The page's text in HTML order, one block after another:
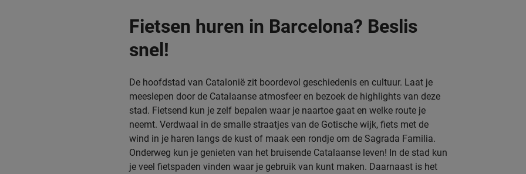
Fietsen huren in Barcelona? Beslis
snel!
De hoofdstad van Catalonië zit boordevol geschiedenis en cultuur. Laat je
meeslepen door de Catalaanse atmosfeer en bezoek de highlights van deze
stad. Fietsend kun je zelf bepalen waar je naartoe gaat en welke route je
neemt. Verdwaal in de smalle straatjes van de Gotische wijk, fiets met de
wind in je haren langs de kust of maak een rondje om de Sagrada Familia.
Onderweg kun je genieten van het bruisende Catalaanse leven! In de stad kun
je veel fietspaden vinden waar je gebruik van kunt maken. Daarnaast is het